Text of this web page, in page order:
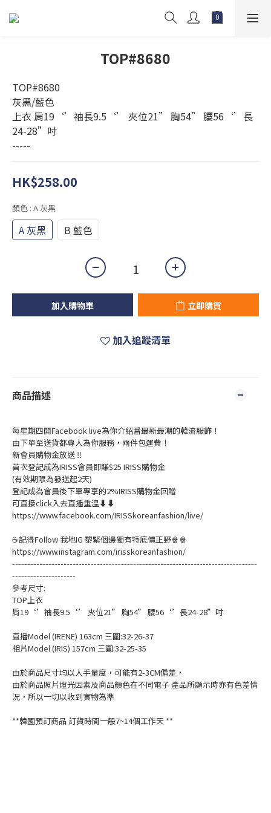
TOP#8680
TOP#8680
灰黑/藍色
上衣 肩19‘’袖長9.5‘’ 夾位21” 胸54” 腰56‘’長
24-28”吋
-----
HK$258.00
顏色 : A 灰黑
A 灰黑 B 藍色
加入購物車 立即購買
加入追蹤清單
商品描述
每星期四開Facebook live為你介紹番最新最潮的韓流服飾！
由下單至送貨都專人為你服務，兩件包運費！
新會員購物金放送 ‼️
首次登記成為IRISS會員即賺$25 IRISS購物金
(有效期限為發送起2天)
登記成為會員後下單專享的2%IRISS購物金回贈
可直接click入去直播重溫⬇⬇
https://www.facebook.com/IRISSkoreanfashion/live/
☕記得Follow 我地IG 黎緊個邊獨有特底價正野🍿🍿
https://www.instagram.com/irisskoreanfashion/
---------------------------------------------------------------------------------
---------------------
參考尺寸:
TOP上衣
肩19‘’袖長9.5‘’ 夾位21” 胸54” 腰56‘’長24-28”吋
直播Model (IRENE) 163cm 三圍:32-26-37
相片Model (IRIS) 157cm 三圍:32-25-35
由於商品尺寸均以人手量度，可能有2-3CM偏差，
由於商品照片燈光因素及商品顏色在不同電子 產品所顯示時亦有色差情
況，所以一切以收到實物為準
**韓國預訂商品 訂貨時間一般7~14個工作天 **